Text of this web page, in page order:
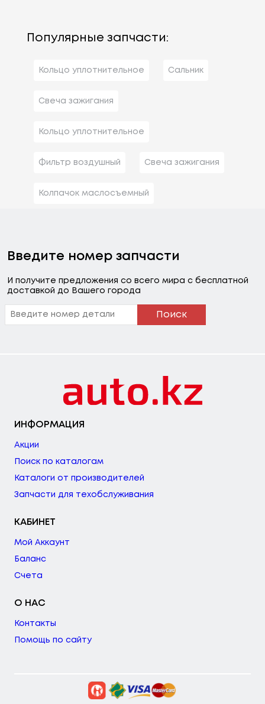
Популярные запчасти:
Кольцо уплотнительное Сальник
Свеча зажигания
Кольцо уплотнительное
Фильтр воздушный Свеча зажигания
Колпачок маслосъемный
Введите номер запчасти
И получите предложения со всего мира с бесплатной
доставкой до Вашего города
Поиск
ИНФОРМАЦИЯ
Акции
Поиск по каталогам
Каталоги от производителей
Запчасти для техобслуживания
КАБИНЕТ
Мой Аккаунт
Баланс
Счета
О НАС
Контакты
Помощь по сайту